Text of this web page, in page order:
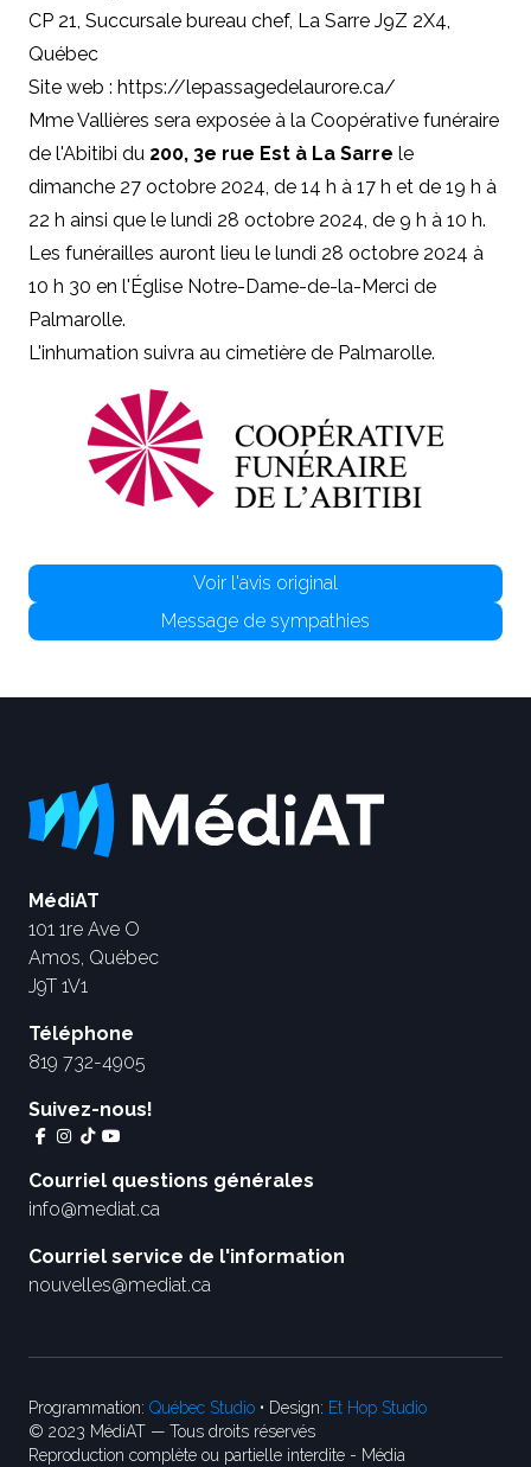
CP 21, Succursale bureau chef, La Sarre J9Z 2X4,
Québec
Site web : https://lepassagedelaurore.ca/
Mme Vallières sera exposée à la Coopérative funéraire
de l'Abitibi du 200, 3e rue Est à La Sarre le
dimanche 27 octobre 2024, de 14 h à 17 h et de 19 h à
22 h ainsi que le lundi 28 octobre 2024, de 9 h à 10 h.
Les funérailles auront lieu le lundi 28 octobre 2024 à
10 h 30 en l'Église Notre-Dame-de-la-Merci de
Palmarolle.
L'inhumation suivra au cimetière de Palmarolle.
Voir l'avis original
Message de sympathies
MédiAT
101 1re Ave O
Amos, Québec
J9T 1V1
Téléphone
819 732-4905
Suivez-nous!
Courriel questions générales
info@mediat.ca
Courriel service de l'information
nouvelles@mediat.ca
Programmation: Québec Studio • Design: Et Hop Studio
© 2023 MédiAT — Tous droits réservés
Reproduction complète ou partielle interdite - Média